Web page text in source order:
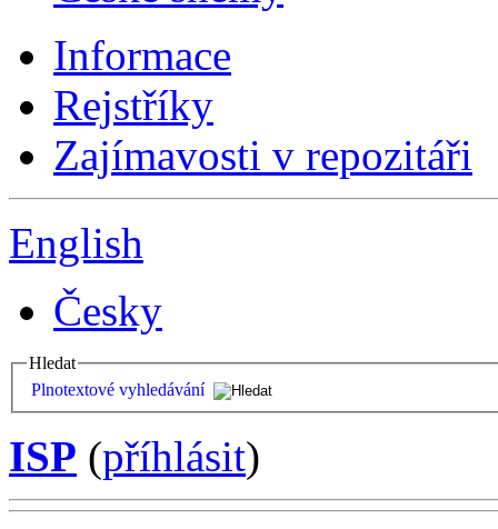
Informace
Rejstříky
Zajímavosti v repozitáři
English
Česky
Hledat
Plnotextové vyhledávání
ISP (příhlásit)